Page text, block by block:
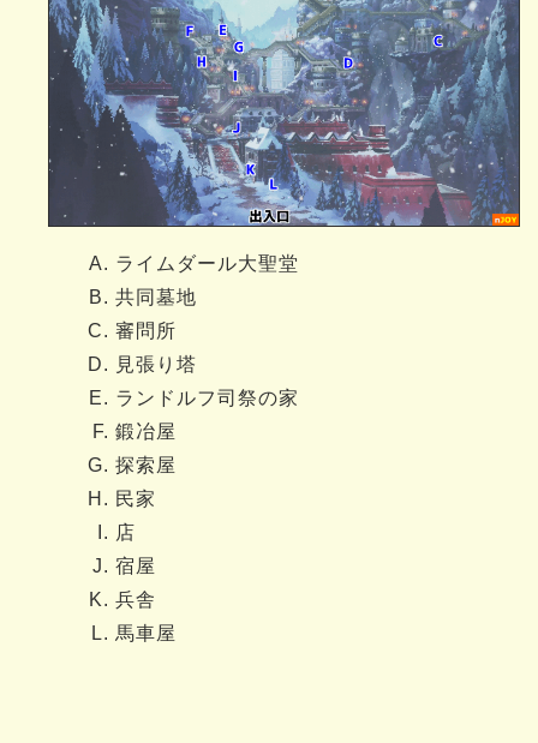
ライムダール大聖堂
共同墓地
審問所
見張り塔
ランドルフ司祭の家
鍛冶屋
探索屋
民家
店
宿屋
兵舎
馬車屋